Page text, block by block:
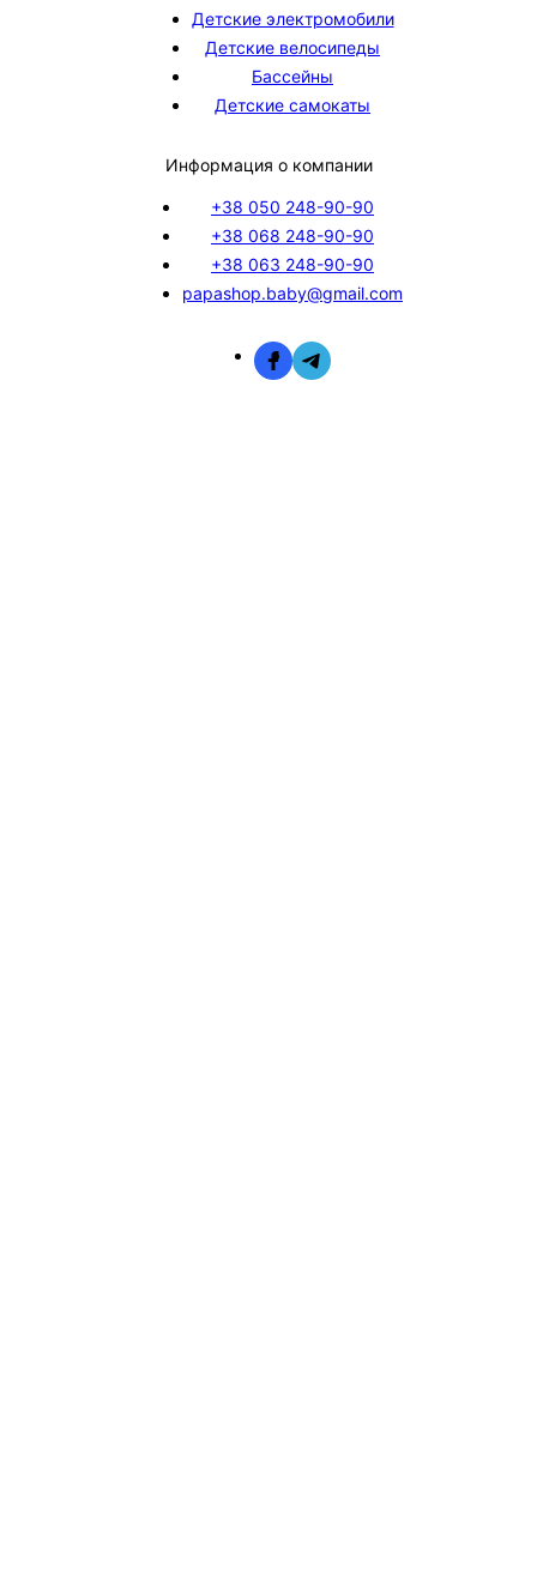
Детские электромобили
Детские велосипеды
Бассейны
Детские самокаты
Информация о компании
+38 050 248-90-90
+38 068 248-90-90
+38 063 248-90-90
papashop.baby@gmail.com